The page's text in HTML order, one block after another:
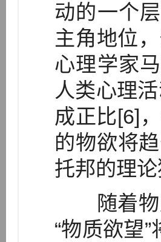
动的一个
主角地位
心理学家
人类心理
成正比[6]
的物欲将
托邦的理
随着物
“物质欲望